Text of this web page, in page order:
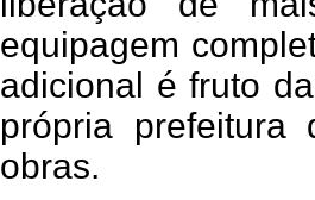
equipagem
adicional é fruto
própria prefeitura
obras.